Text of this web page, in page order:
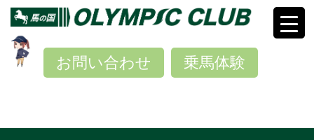
乗馬体験
お問い合わせ